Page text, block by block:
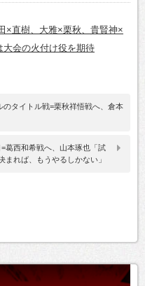
×直樹、大雅×栗秋、貴賢神×
会の火付け役を期待
のタイトル戦=栗秋祥悟戦へ、倉本
葛西和希戦へ、山本琢也「試
まれば、もうやるしかない」